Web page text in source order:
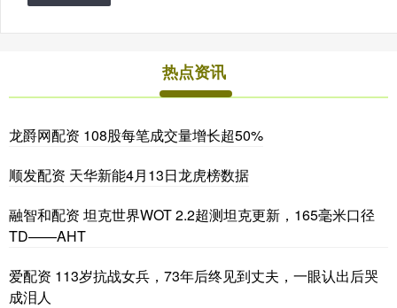
热点资讯
龙爵网配资 108股每笔成交量增长超50%
顺发配资 天华新能4月13日龙虎榜数据
融智和配资 坦克世界WOT 2.2超测坦克更新，165毫米口径
TD——AHT
爱配资 113岁抗战女兵，73年后终见到丈夫，一眼认出后哭
成泪人